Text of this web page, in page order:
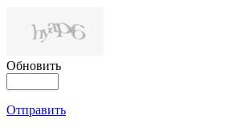
Обновить
Отправить